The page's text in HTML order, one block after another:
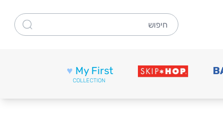
חיפוש
My First
♥
COLLECTION